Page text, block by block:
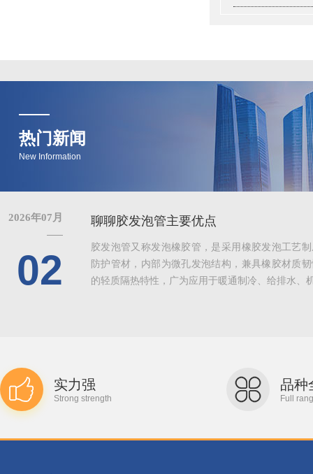
热门新闻
New Information
2026年07月
02
聊聊胶发泡管主要优点
胶发泡管又称发泡橡胶管，是采用橡胶发泡工艺
防护管材，内部为微孔发泡结构，兼具橡胶材质
的轻质隔热特性，广为应用于暖通制冷、给排水、
实力强
Strong strength
品种
Full